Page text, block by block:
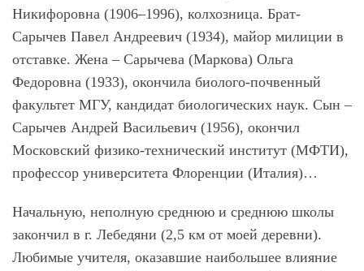
Никифоровна (1906–1996), колхозница. Брат-
Сарычев Павел Андреевич (1934), майор милиции в
отставке. Жена – Сарычева (Маркова) Ольга
Федоровна (1933), окончила биолого-почвенный
факультет МГУ, кандидат биологических наук. Сын –
Сарычев Андрей Васильевич (1956), окончил
Московский физико-технический институт (МФТИ),
профессор университета Флоренции (Италия)…
Начальную, неполную среднюю и среднюю школы
закончил в г. Лебедяни (2,5 км от моей деревни).
Любимые учителя, оказавшие наибольшее влияние